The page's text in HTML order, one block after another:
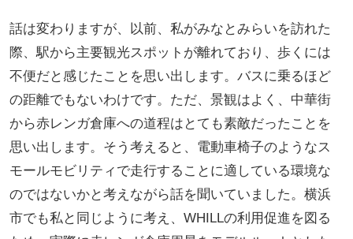
話は変わりますが、以前、私がみなとみらいを訪れた
際、駅から主要観光スポットが離れており、歩くには
不便だと感じたことを思い出します。バスに乗るほど
の距離でもないわけです。ただ、景観はよく、中華街
から赤レンガ倉庫への道程はとても素敵だったことを
思い出します。そう考えると、電動車椅子のようなス
モールモビリティで走行することに適している環境な
のではないかと考えながら話を聞いていました。横浜
市でも私と同じように考え、WHILLの利用促進を図る